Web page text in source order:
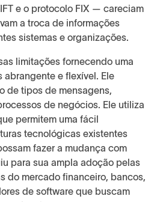
e o protocolo FIX — careciam
a troca de informações
sistemas e organizações.
limitações fornecendo uma
abrangente e flexível. Ele
de tipos de mensagens,
de negócios. Ele utiliza
permitem uma fácil
tecnológicas existentes
fazer a mudança com
para sua ampla adoção pelas
do mercado financeiro, bancos,
de software que buscam